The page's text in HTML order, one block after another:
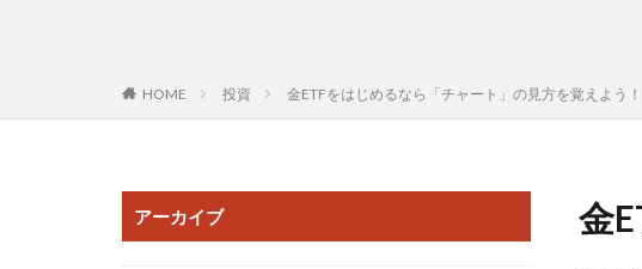
HOME 投資 金ETFをはじめるなら「チャート」の見方を覚えよう！
金
アーカイブ